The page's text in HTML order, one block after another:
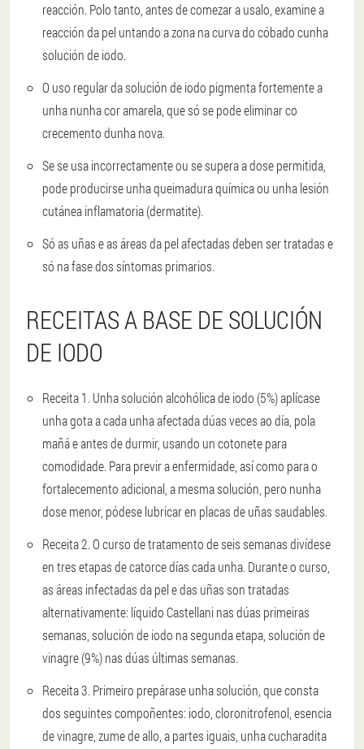
reacción. Polo tanto, antes de comezar a usalo, examine a
reacción da pel untando a zona na curva do cóbado cunha
solución de iodo.
O uso regular da solución de iodo pigmenta fortemente a
unha nunha cor amarela, que só se pode eliminar co
crecemento dunha nova.
Se se usa incorrectamente ou se supera a dose permitida,
pode producirse unha queimadura química ou unha lesión
cutánea inflamatoria (dermatite).
Só as uñas e as áreas da pel afectadas deben ser tratadas e
só na fase dos síntomas primarios.
RECEITAS A BASE DE SOLUCIÓN
DE IODO
Receita 1. Unha solución alcohólica de iodo (5%) aplícase
unha gota a cada unha afectada dúas veces ao día, pola
mañá e antes de durmir, usando un cotonete para
comodidade. Para previr a enfermidade, así como para o
fortalecemento adicional, a mesma solución, pero nunha
dose menor, pódese lubricar en placas de uñas saudables.
Receita 2. O curso de tratamento de seis semanas divídese
en tres etapas de catorce días cada unha. Durante o curso,
as áreas infectadas da pel e das uñas son tratadas
alternativamente: líquido Castellani nas dúas primeiras
semanas, solución de iodo na segunda etapa, solución de
vinagre (9%) nas dúas últimas semanas.
Receita 3. Primeiro prepárase unha solución, que consta
dos seguintes compoñentes: iodo, cloronitrofenol, esencia
de vinagre, zume de allo, a partes iguais, unha cucharadita